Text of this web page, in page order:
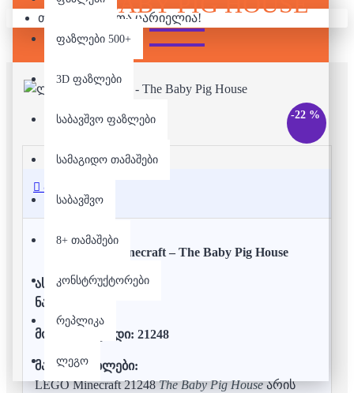
ფაზლები 500+
3D ფაზლები
საბავშვო ფაზლები
სამაგიდო თამაშები
საბავშვო
8+ თამაშები
კონსტრუქტორები
რეპლიკა
ლეგო
თქვენი კალათა ცარიელია!
-22 %
აღწერა
ლეგო - Minecraft – The Baby Pig House
ასაკი:7+
ნაჭრები:
მოდელის კოდი: 21248
მახასიათებლები:
LEGO Minecraft 21248The Baby Pig Houseარის